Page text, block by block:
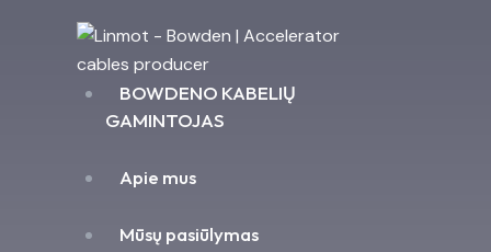
BOWDENO KABELIŲ
GAMINTOJAS
Apie mus
Mūsų pasiūlymas